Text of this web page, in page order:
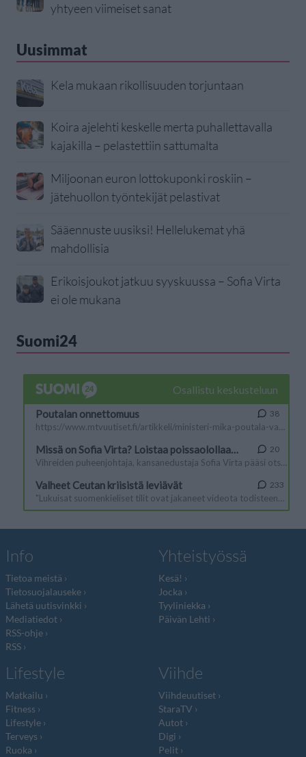
yhtyeen viimeiset sanat
Uusimmat
Kela mukaan rikollisuuden torjuntaan
Koira ajelehti keskelle merta puhallettavalla
kajakilla – pelastettiin sattumalta
Miljoonan euron lottokuponki roskiin –
jätehuollon työntekijät pelastivat
Sääennuste uusiksi! Hellelukemat yhä
mahdollisia
Erikoisjoukot jatkuu syyskuussa – Sofia Virta
ei ole mukana
Suomi24
Info
Tietoa meistä
Tietosuojalauseke
Lähetä uutisvinkki
Mediatiedot
RSS-ohje
RSS
Yhteistyössä
Kesä!
Jocka
Tyyliniekka
Päivän Lehti
Lifestyle
Matkailu
Fitness
Lifestyle
Terveys
Ruoka
Viihde
Viihdeuutiset
StaraTV
Autot
Digi
Pelit